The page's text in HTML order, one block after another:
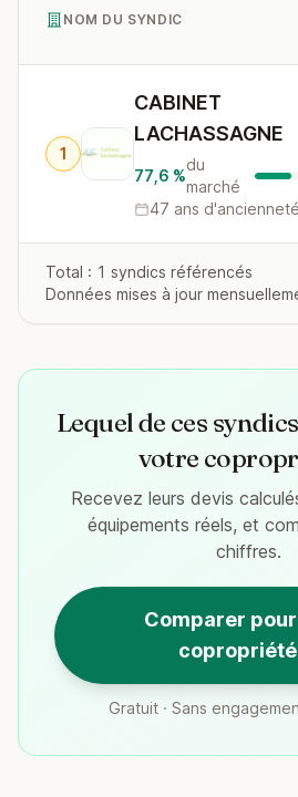
NOM DU SYNDIC
1
CABINET
LACHASSAGNE
77,6 %
du
marché
47 ans d'ancienneté
Total : 1 syndics référencés
Données mises à jour
Lequel de ces
votre
Recevez leurs devis
équipements réels, et
chiffres.
Comparer
copropriété
Gratuit · Sans